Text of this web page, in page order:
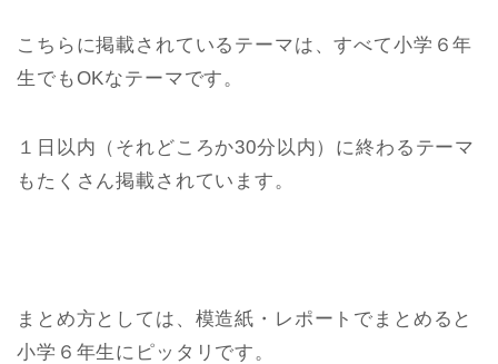
こちらに掲載されているテーマは、すべて小学６年
生でもOKなテーマです。
１日以内（それどころか30分以内）に終わるテーマ
もたくさん掲載されています。
まとめ方としては、模造紙・レポートでまとめると
小学６年生にピッタリです。